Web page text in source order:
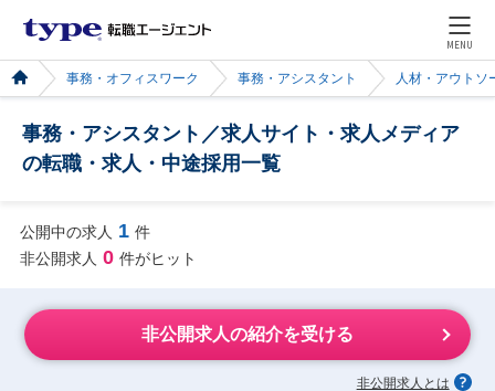
MENU
事務・オフィスワーク 事務・アシスタント 人材・アウトソ
事務・アシスタント／求人サイト・求人メディア
の転職・求人・中途採用一覧
公開中の求人 1 件
非公開求人 0 件がヒット
非公開求人の紹介を受ける
非公開求人とは